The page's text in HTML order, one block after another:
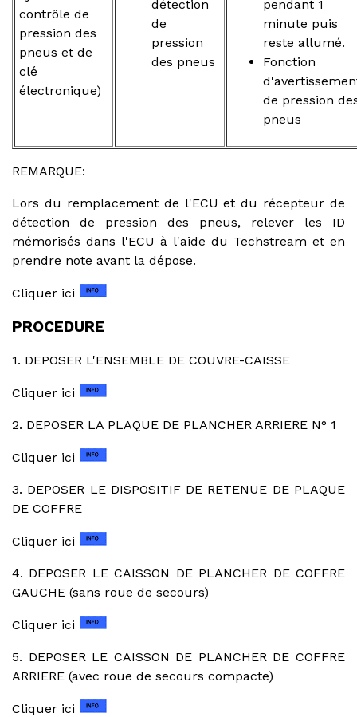
contrôle de
pression des
pneus et de
clé
électronique)
détection
de
pression
des pneus
pendant 1
minute puis
reste allumé.
Fonction
de pression
pneus
REMARQUE:
Lors du remplacement de l'ECU et du récepteur de
détection de pression des pneus, relever les ID
mémorisés dans l'ECU à l'aide du Techstream et en
prendre note avant la dépose.
Cliquer ici
PROCEDURE
1. DEPOSER L'ENSEMBLE DE COUVRE-CAISSE
Cliquer ici
2. DEPOSER LA PLAQUE DE PLANCHER ARRIERE N° 1
Cliquer ici
3. DEPOSER LE DISPOSITIF DE RETENUE DE PLAQUE
DE COFFRE
Cliquer ici
4. DEPOSER LE CAISSON DE PLANCHER DE COFFRE
GAUCHE (sans roue de secours)
Cliquer ici
5. DEPOSER LE CAISSON DE PLANCHER DE COFFRE
ARRIERE (avec roue de secours compacte)
Cliquer ici